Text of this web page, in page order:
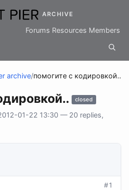
ARCHIVE
Forums Resources Members
archive/помогите с кодировкой..
closed
01-22 13:30 — 20 replies,
#1